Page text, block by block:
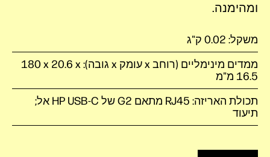
ומהימנה.
משקל: 0.02 ק"ג
ממדים מינימליים (רוחב x עומק x גובה): ‎180 x 20.6 x
16.5 מ"מ
תכולת האריזה: RJ45 מתאם ‏G2‏ של HP USB-C אל;
תיעוד